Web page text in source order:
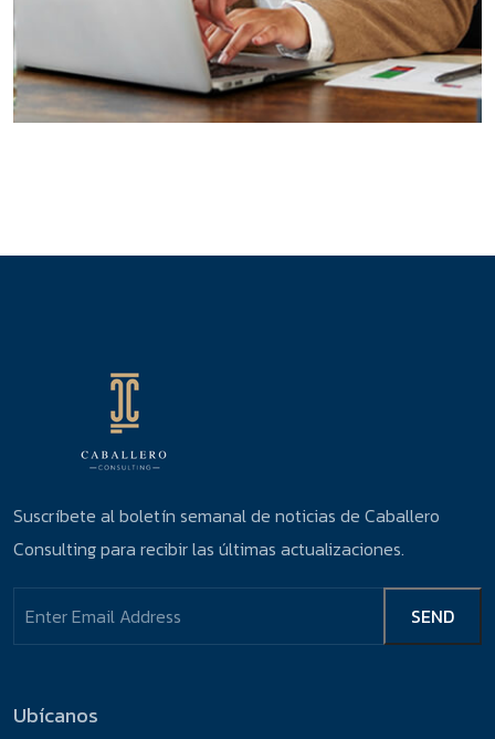
Suscríbete al boletín semanal de noticias de Caballero
Consulting para recibir las últimas actualizaciones.
Ubícanos